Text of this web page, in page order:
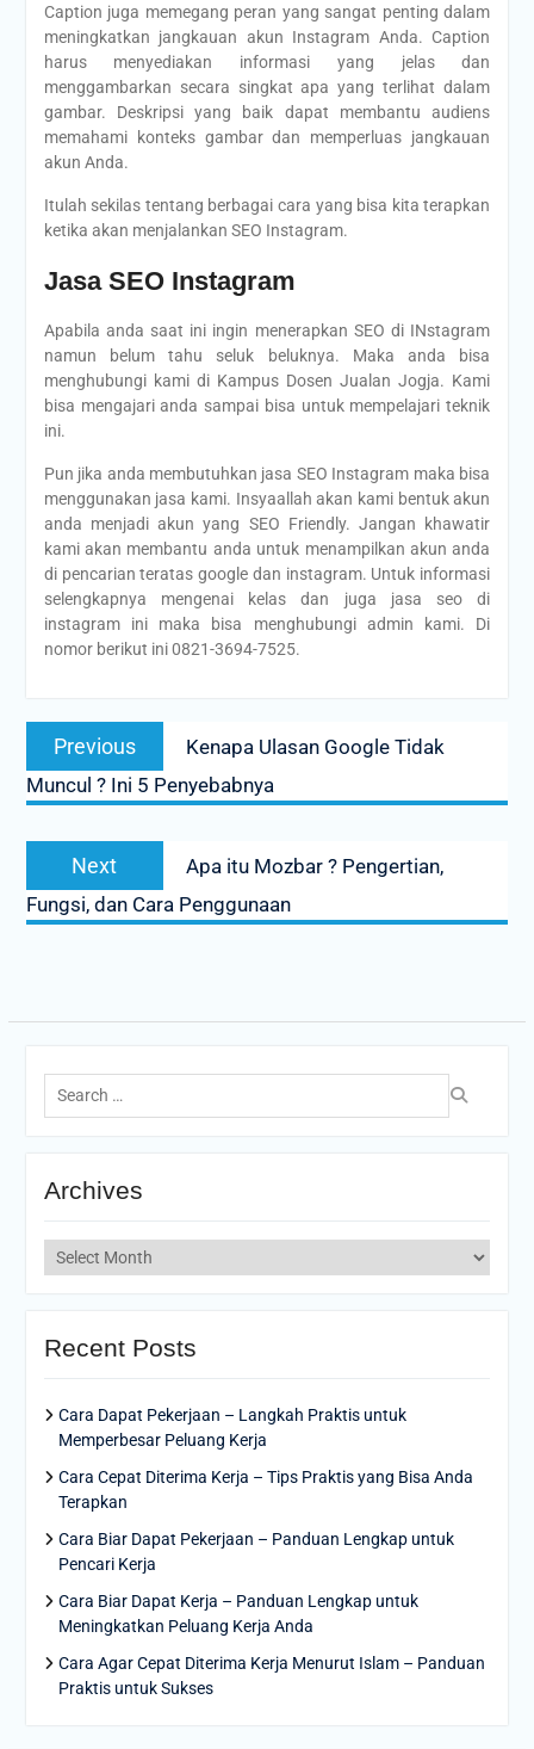
Caption juga memegang peran yang sangat penting dalam
meningkatkan jangkauan akun Instagram Anda. Caption
harus menyediakan informasi yang jelas dan
menggambarkan secara singkat apa yang terlihat dalam
gambar. Deskripsi yang baik dapat membantu audiens
memahami konteks gambar dan memperluas jangkauan
akun Anda.
Itulah sekilas tentang berbagai cara yang bisa kita terapkan
ketika akan menjalankan SEO Instagram.
Jasa SEO Instagram
Apabila anda saat ini ingin menerapkan SEO di INstagram
namun belum tahu seluk beluknya. Maka anda bisa
menghubungi kami di Kampus Dosen Jualan Jogja. Kami
bisa mengajari anda sampai bisa untuk mempelajari teknik
ini.
Pun jika anda membutuhkan jasa SEO Instagram maka bisa
menggunakan jasa kami. Insyaallah akan kami bentuk akun
anda menjadi akun yang SEO Friendly. Jangan khawatir
kami akan membantu anda untuk menampilkan akun anda
di pencarian teratas google dan instagram. Untuk informasi
selengkapnya mengenai kelas dan juga jasa seo di
instagram ini maka bisa menghubungi admin kami. Di
nomor berikut ini 0821-3694-7525.
Post
navigation
Previous
post:
Kenapa Ulasan Google Tidak
Muncul ? Ini 5 Penyebabnya
Next
post:
Apa itu Mozbar ? Pengertian,
Fungsi, dan Cara Penggunaan
Search
for:
Archives
Archives
Recent Posts
Cara Dapat Pekerjaan – Langkah Praktis untuk
Memperbesar Peluang Kerja
Cara Cepat Diterima Kerja – Tips Praktis yang Bisa Anda
Terapkan
Cara Biar Dapat Pekerjaan – Panduan Lengkap untuk
Pencari Kerja
Cara Biar Dapat Kerja – Panduan Lengkap untuk
Meningkatkan Peluang Kerja Anda
Cara Agar Cepat Diterima Kerja Menurut Islam – Panduan
Praktis untuk Sukses